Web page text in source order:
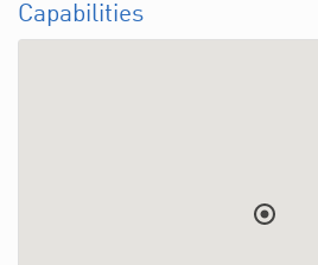
Capabilities